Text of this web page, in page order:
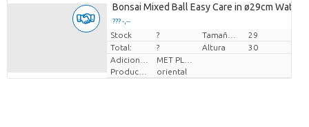
Bonsai Mixed Ball Easy Care in ø29cm
??? -,--
Precio por pieza
Stock ?
29
Total:
? Altura
30
Productor
oriental